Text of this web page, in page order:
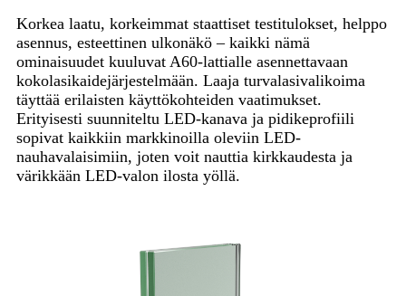
Korkea laatu, korkeimmat staattiset testitulokset, helppo
asennus, esteettinen ulkonäkö – kaikki nämä
ominaisuudet kuuluvat A60-lattialle asennettavaan
kokolasikaidejärjestelmään. Laaja turvalasivalikoima
täyttää erilaisten käyttökohteiden vaatimukset.
Erityisesti suunniteltu LED-kanava ja pidikeprofiili
sopivat kaikkiin markkinoilla oleviin LED-
nauhavalaisimiin, joten voit nauttia kirkkaudesta ja
värikkään LED-valon ilosta yöllä.